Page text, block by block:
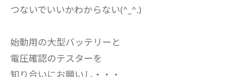
つないでいいかわからない(^_^.)
始動用の大型バッテリーと
電圧確認のテスターを
知り合いにお願いし・・・